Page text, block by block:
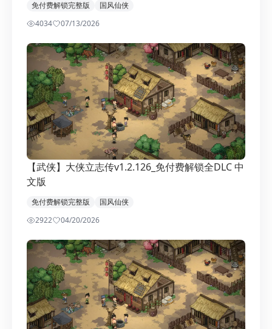
免付费解锁完整版
国风仙侠
4034
07/13/2026
【武侠】大侠立志传v1.2.126_免付费解锁全DLC 中
文版
免付费解锁完整版
国风仙侠
2922
04/20/2026